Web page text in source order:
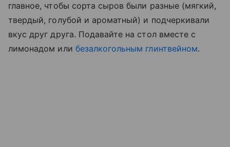
главное, чтобы сорта сыров были разные (мягкий,
твердый, голубой и ароматный) и подчеркивали
вкус друг друга. Подавайте на стол вместе с
лимонадом или безалкогольным глинтвейном.